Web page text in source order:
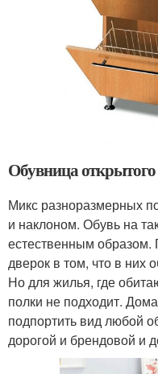
Обувница
Микс разноразмерных
и наклоном. Обувь на
естественным
дверок в том, что в них
Но для жилья, где
полки не подходит.
подпортить вид любой
дорогой и брендовой и